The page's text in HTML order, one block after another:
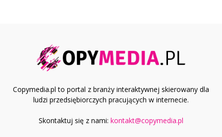
Copymedia.pl to portal z branży interaktywnej skierowany dla
ludzi przedsiębiorczych pracujących w internecie.
Skontaktuj się z nami: kontakt@copymedia.pl